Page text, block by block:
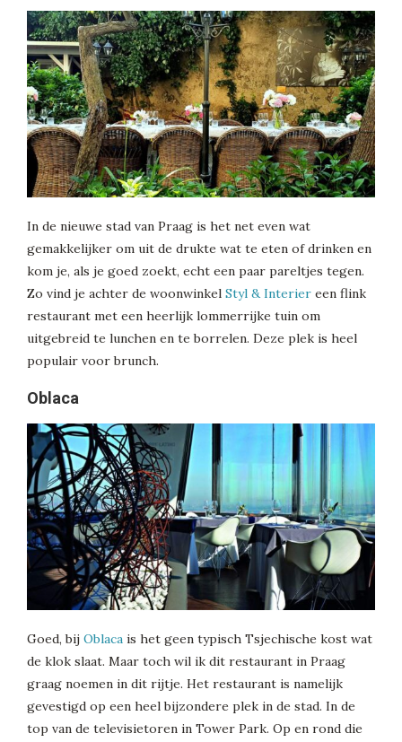
In de nieuwe stad van Praag is het net even wat
gemakkelijker om uit de drukte wat te eten of drinken en
kom je, als je goed zoekt, echt een paar pareltjes tegen.
Zo vind je achter de woonwinkel Styl & Interier een flink
restaurant met een heerlijk lommerrijke tuin om
uitgebreid te lunchen en te borrelen. Deze plek is heel
populair voor brunch.
Oblaca
Goed, bij Oblaca is het geen typisch Tsjechische kost wat
de klok slaat. Maar toch wil ik dit restaurant in Praag
graag noemen in dit rijtje. Het restaurant is namelijk
gevestigd op een heel bijzondere plek in de stad. In de
top van de televisietoren in Tower Park. Op en rond die